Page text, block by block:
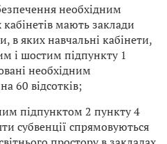
необхідним
мають заклади
в яких навчальні кабінети,
і шостим підпункту 1
необхідним
60 відсотків;
підпунктом 2 пункту 4
субвенції спрямовуються